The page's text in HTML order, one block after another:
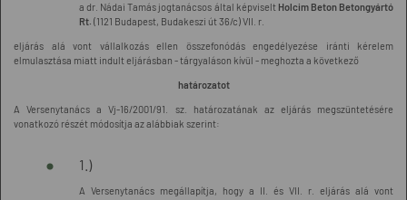
a dr. Nádai Tamás jogtanácsos által képviselt Holcim Beton Betongyártó
Rt. (1121 Budapest, Budakeszi út 36/c) VII. r.
eljárás alá vont vállalkozás ellen összefonódás engedélyezése iránti kérelem
elmulasztása miatt indult eljárásban - tárgyaláson kívül - meghozta a következő
határozatot
A Versenytanács a Vj-16/2001/91. sz. határozatának az eljárás megszüntetésére
vonatkozó részét módosítja az alábbiak szerint:
1.)
A Versenytanács megállapítja, hogy a II. és VII. r. eljárás alá vont